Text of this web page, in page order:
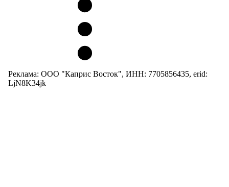
Реклама: ООО "Каприс Восток", ИНН: 7705856435, erid:
LjN8K34jk